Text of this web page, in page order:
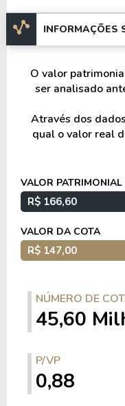
HGLG
Área bruta
BETIM
ITUPEVA
Estado: São
Área bruta
HGLG
INFORMAÇÕES
O valor
ser analisado
Através dos
qual o valor real
VALOR
R$ 166,60
VALOR DA COTA
R$ 147,00
NÚMERO DE
45,60
P/VP
0,88